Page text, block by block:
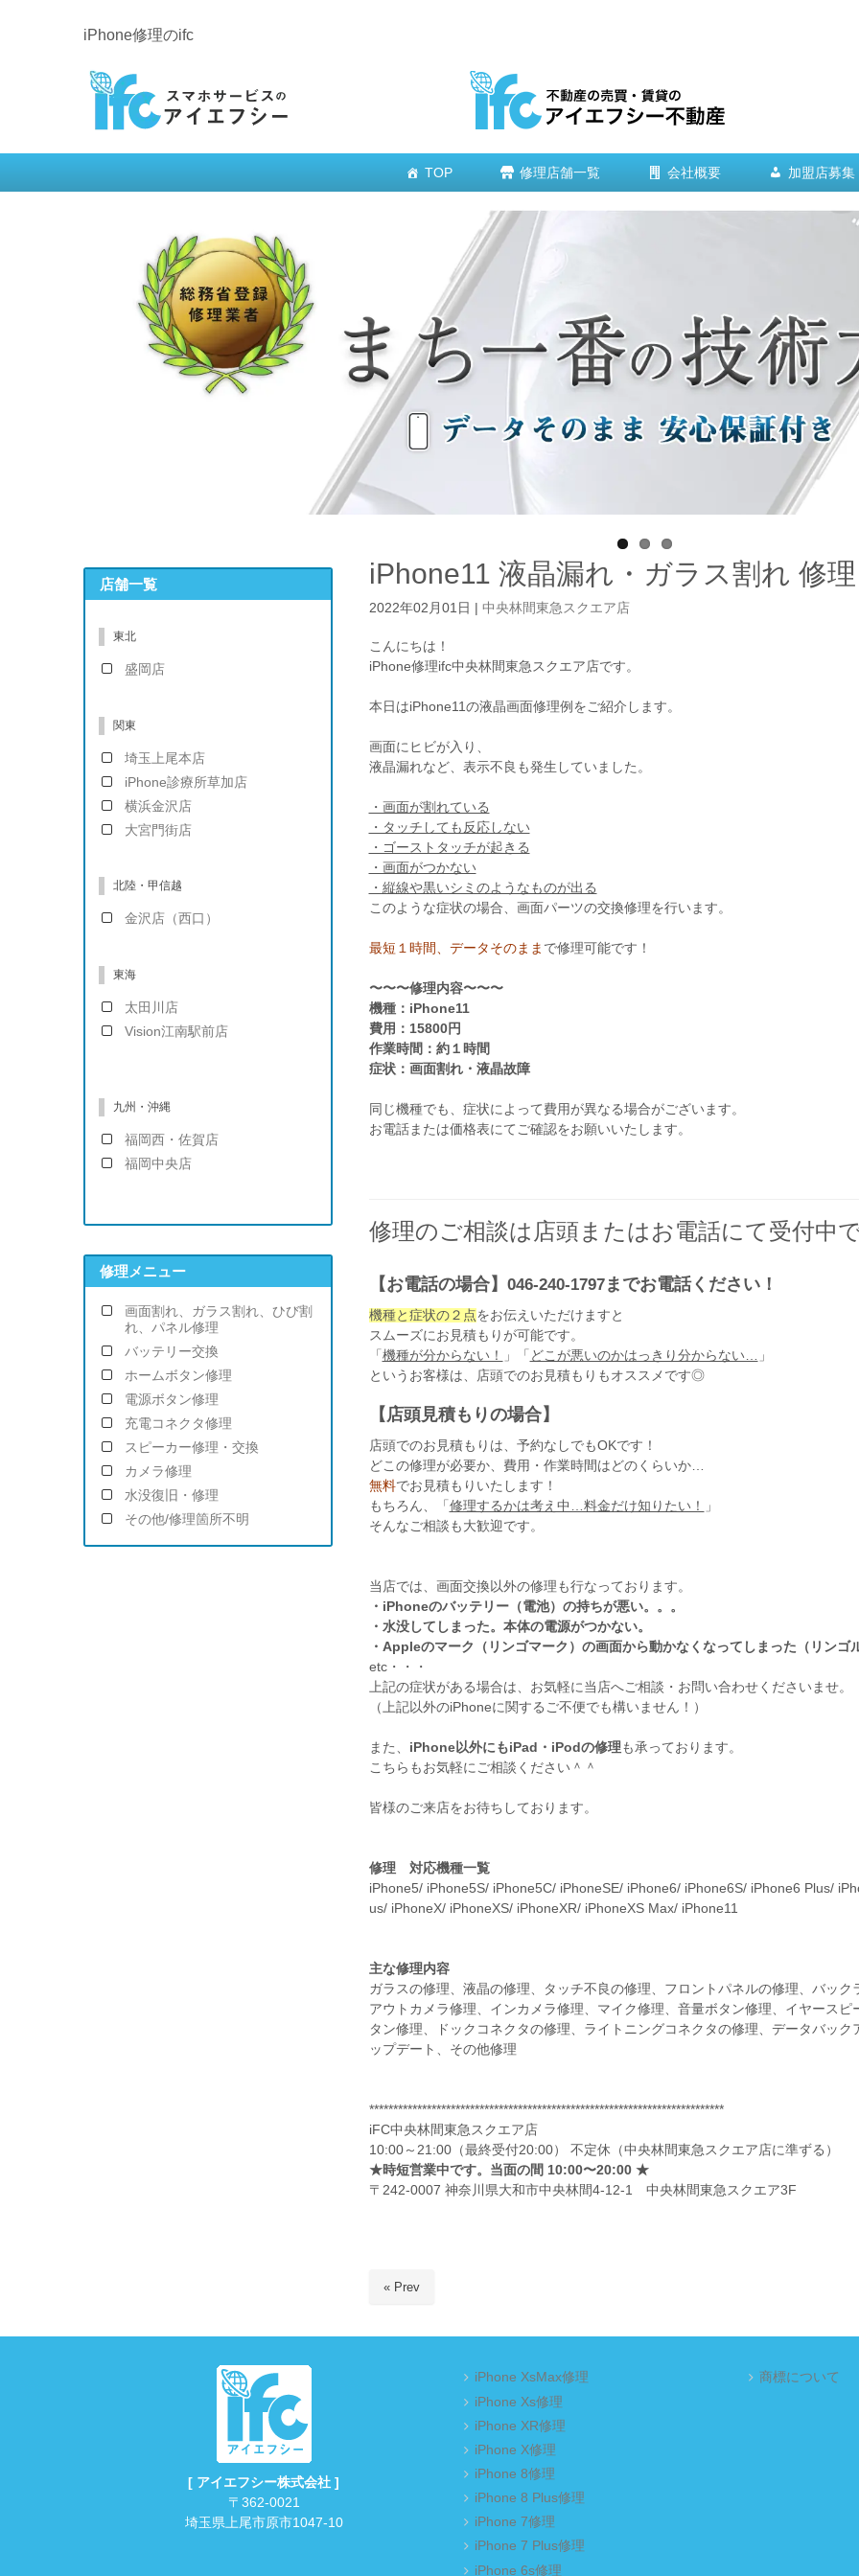
iPhone修理のifc
TOP 修理店舗一覧 会社概要 加盟店募集
iPhone11 液晶漏れ・ガラス割れ 修
2022年02月01日 中央林間東急スクエア店
こんにちは！
iPhone修理ifc中央林間東急スクエア店です。
本日はiPhone11の液晶画面修理例をご紹介します。
画面にヒビが入り、
液晶漏れなど、表示不良も発生していました。
・画面が割れている
・タッチしても反応しない
・ゴーストタッチが起きる
・画面がつかない
・縦線や黒いシミのようなものが出る
このような症状の場合、画面パーツの交換修理を行います。
最短１時間、データそのまま で修理可能です！
〜〜〜修理内容〜〜〜
機種：iPhone11
費用：15800円
作業時間：約１時間
症状：画面割れ・液晶故障
同じ機種でも、症状によって費用が異なる場合がございます。
お電話または価格表にてご確認をお願いいたします。
修理のご相談は店頭またはお電話にて受付中
【お電話の場合】 046-240-1797までお電話ください！
機種と症状の２点をお伝えいただけますと
スムーズにお見積もりが可能です。
「 機種が分からない！ 」「 どこが悪いのかはっきり分からない… 」
というお客様は、店頭でのお見積もりもオススメです◎
【店頭見積もりの場合】
店頭でのお見積もりは、予約なしでもOKです！
どこの修理が必要か、費用・作業時間はどのくらいか…
無料でお見積もりいたします！
もちろん、「 修理するかは考え中…料金だけ知りたい！
」
そんなご相談も大歓迎です。
当店では、画面交換以外の修理も行なっております。
・iPhoneのバッテリー（電池）の持ちが悪い。。。
・水没してしまった。本体の電源がつかない。
・Appleのマーク（リンゴマーク）の画面から動かなくなってしまった（リンゴ
etc・・・
上記の症状がある場合は、お気軽に当店へご相談・お問い合わせくださいませ。
（上記以外のiPhoneに関するご不便でも構いません！）
また、 iPhone以外にもiPad・iPodの修理も承っております。
こちらもお気軽にご相談ください＾＾
皆様のご来店をお待ちしております。
修理 対応機種一覧
iPhone5/ iPhone5S/ iPhone5C/ iPhoneSE/ iPhone6/ iPhone6S/ iPhone6 Plus/
us/ iPhoneX/ iPhoneXS/ iPhoneXR/ iPhoneXS Max/ iPhone11
主な修理内容
ガラスの修理、液晶の修理、タッチ不良の修理、フロントパネルの修理、バッ
アウトカメラ修理、インカメラ修理、マイク修理、音量ボタン修理、イヤース
タン修理、ドックコネクタの修理、ライトニングコネクタの修理、データバッ
ップデート、その他修理
**************************************************************************
iFC中央林間東急スクエア店
10:00～21:00（最終受付20:00） 不定休（中央林間東急スクエア店に準ずる）
★時短営業中です。当面の間 10:00〜20:00 ★
〒242-0007 神奈川県大和市中央林間4-12-1 中央林間東急スクエア3F
« Prev
店舗一覧
東北
盛岡店
関東
埼玉上尾本店
iPhone診療所草加店
横浜金沢店
大宮門街店
北陸・甲信越
金沢店（西口）
東海
太田川店
Vision江南駅前店
九州・沖縄
福岡西・佐賀店
福岡中央店
修理メニュー
画面割れ、ガラス割れ、ひび割
れ、パネル修理
バッテリー交換
ホームボタン修理
電源ボタン修理
充電コネクタ修理
スピーカー修理・交換
カメラ修理
水没復旧・修理
その他/修理箇所不明
[ アイエフシー株式会社 ]
〒362-0021
埼玉県上尾市原市1047-10
iPhone XsMax修理
iPhone Xs修理
iPhone XR修理
iPhone X修理
iPhone 8修理
iPhone 8 Plus修理
iPhone 7修理
iPhone 7 Plus修理
iPhone 6s修理
商標について